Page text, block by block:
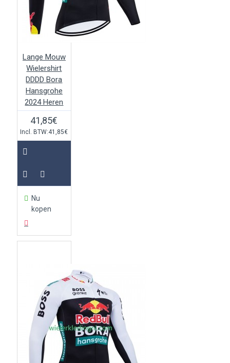
Lange Mouw
Wielershirt
DDDD Bora
Hansgrohe
2024 Heren
41,85€
Incl. BTW:41,85€
Nu
kopen